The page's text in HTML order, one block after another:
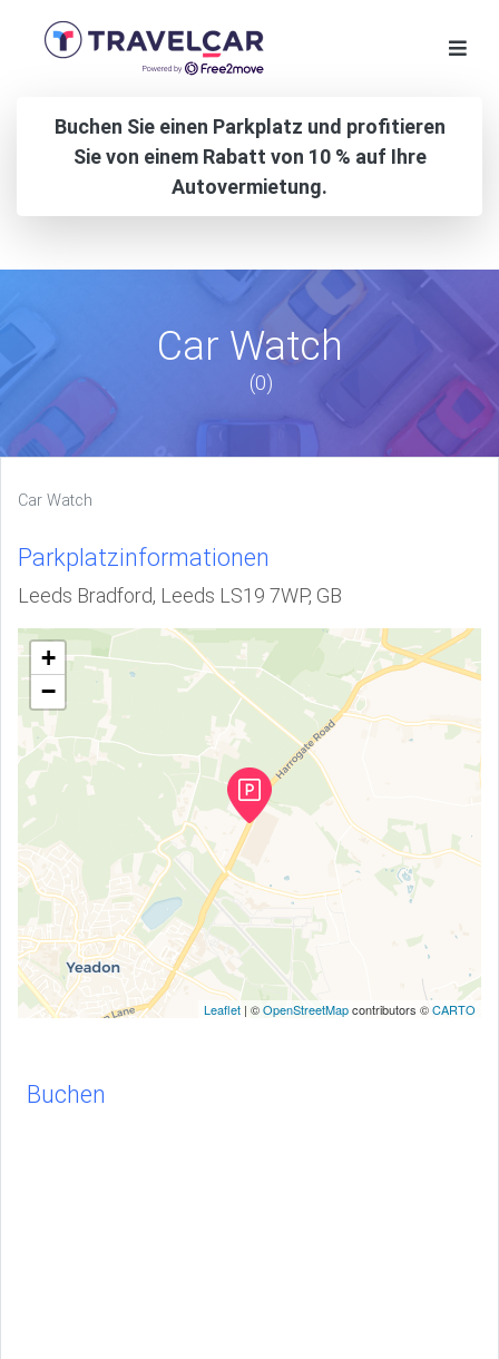
Buchen Sie einen Parkplatz und profitieren
Sie von einem Rabatt von 10 % auf Ihre
Autovermietung.
Car Watch
(0)
Car Watch
Parkplatzinformationen
Leeds Bradford, Leeds LS19 7WP, GB
+
−
Leaflet | ©OpenStreetMapcontributors ©CARTO
Buchen